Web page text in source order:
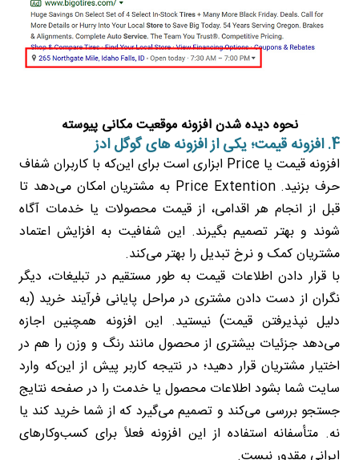
نحوه دیده شدن افزونه موقعیت مکانی پیوسته
4. افزونه قیمت؛ یکی از افزونه های گوگل ادز
افزونه قیمت یا Price ابزاری است برای این‌که با کاربران شفاف
حرف بزنید. Price Extention به مشتریان امکان می‌دهد تا
قبل از انجام هر اقدامی، از قیمت محصولات یا خدمات آگاه
شوند و بهتر تصمیم بگیرند. این شفافیت به افزایش اعتماد
مشتریان کمک و نرخ تبدیل را بهتر می‌کند.
با قرار دادن اطلاعات قیمت به طور مستقیم در تبلیغات، دیگر
نگران از دست دادن مشتری در مراحل پایانی فرآیند خرید (به
دلیل نپذیرفتن قیمت) نیستید. این افزونه همچنین اجازه
می‌دهد جزئیات بیشتری از محصول مانند رنگ و وزن را هم در
اختیار مشتریان قرار دهید؛ در نتیجه کاربر پیش از این‌که وارد
سایت شما بشود اطلاعات محصول یا خدمت را در صفحه نتایج
جستجو بررسی می‌کند و تصمیم می‌گیرد که از شما خرید کند یا
نه. متأسفانه استفاده از این افزونه فعلاً برای کسب‌وکارهای